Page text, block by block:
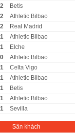
Betis
Athletic Bilbao
Real Madrid
Athletic Bilbao
Elche
Athletic Bilbao
Celta Vigo
Athletic Bilbao
Betis
Athletic Bilbao
Sevilla
Sân khách